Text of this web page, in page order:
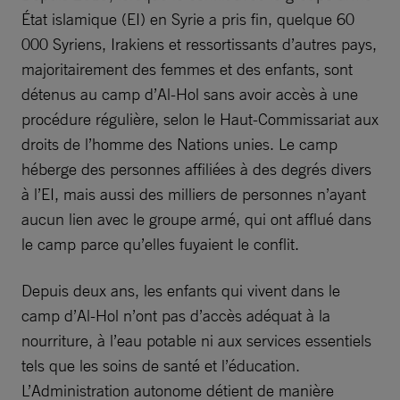
État islamique (EI) en Syrie a pris fin, quelque 60
000 Syriens, Irakiens et ressortissants d’autres pays,
majoritairement des femmes et des enfants, sont
détenus au camp d’Al-Hol sans avoir accès à une
procédure régulière, selon le Haut-Commissariat aux
droits de l’homme des Nations unies. Le camp
héberge des personnes affiliées à des degrés divers
à l’EI, mais aussi des milliers de personnes n’ayant
aucun lien avec le groupe armé, qui ont afflué dans
le camp parce qu’elles fuyaient le conflit.
Depuis deux ans, les enfants qui vivent dans le
camp d’Al-Hol n’ont pas d’accès adéquat à la
nourriture, à l’eau potable ni aux services essentiels
tels que les soins de santé et l’éducation.
L’Administration autonome détient de manière